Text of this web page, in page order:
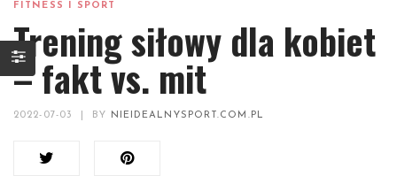
FITNESS I SPORT
Trening siłowy dla kobiet
– fakt vs. mit
2022-07-03 BY NIEIDEALNYSPORT.COM.PL